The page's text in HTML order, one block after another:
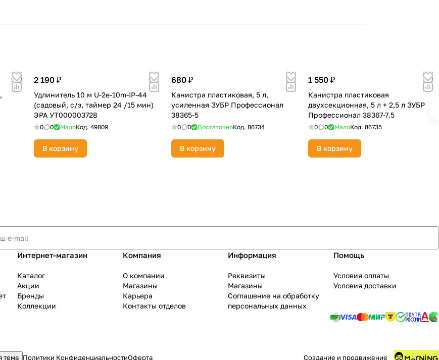
2 190 ₽
Удлинитель 10 м U-2e-10m-IP-44
(садовый, с/з, таймер 24 /15 мин)
ЭРА УТ000003728
0 0 МалоКод.49809
В корзину
680 ₽
Канистра пластиковая, 5 л,
усиленная ЗУБР Профессионал
38365-5
0 0 ДостаточноКод. 86734
В корзину
1 550 ₽
Канистра пластиковая
двухсекционная, 5 л + 2,5 л ЗУБР
Профессионал 38367-7.5
0 0 МалоКод. 86735
В корзину
Интернет-магазин
Каталог
Акции
Бренды
Коллекции
Компания
О компании
Магазины
Карьера
Контакты отделов
Информация
Реквизиты
Магазины
Соглашение на обработку
персональных данных
Помощь
Условия оплаты
Условия доставки
тема Политики КонфиденциальностиОферта Создание и продвижение